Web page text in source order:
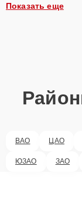
Показать еще
ВАО ЦАО
ЮЗАО ЗАО